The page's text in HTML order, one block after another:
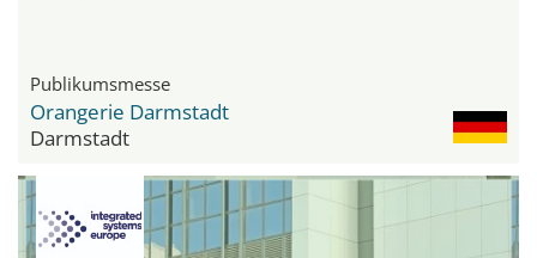
Publikumsmesse
Orangerie Darmstadt
Darmstadt